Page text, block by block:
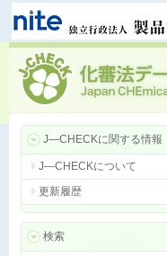
J―CHECKに関する情報
J―CHECKについて
更新履歴
検索